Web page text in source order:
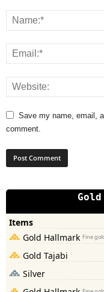
Save my name, email,
comment.